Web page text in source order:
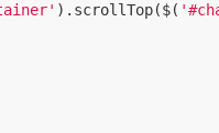
).scrollTop($(